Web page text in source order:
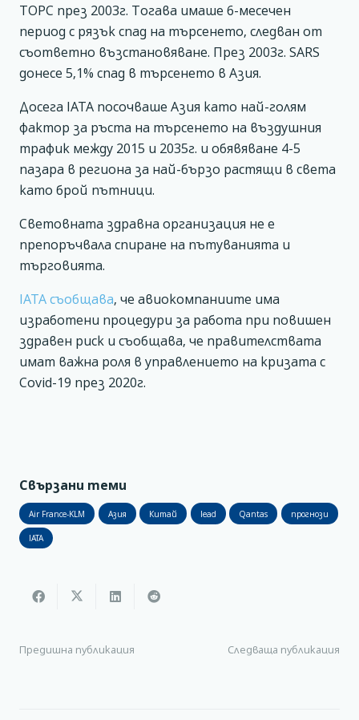
ТОРС през 2003г. Тогава имаше 6-месечен
период с рязък спад на търсенето, следван от
съответно възстановяване. През 2003г. SARS
донесе 5,1% спад в търсенето в Азия.
Досега IATA посочваше Азия като най-голям
фактор за ръста на търсенето на въздушния
трафик между 2015 и 2035г. и обявяване 4-5
пазара в региона за най-бързо растящи в света
като брой пътници.
Световната здравна организация не е
препоръчвала спиране на пътуванията и
търговията.
IATA съобщава, че авиокомпаниите има
изработени процедури за работа при повишен
здравен риск и съобщава, че правителствата
имат важна роля в управлението на кризата с
Covid-19 през 2020г.
Свързани теми
Air France-KLM Азия Китай lead Qantas прогнози
IATA
Предишна публикация Следваща публикация